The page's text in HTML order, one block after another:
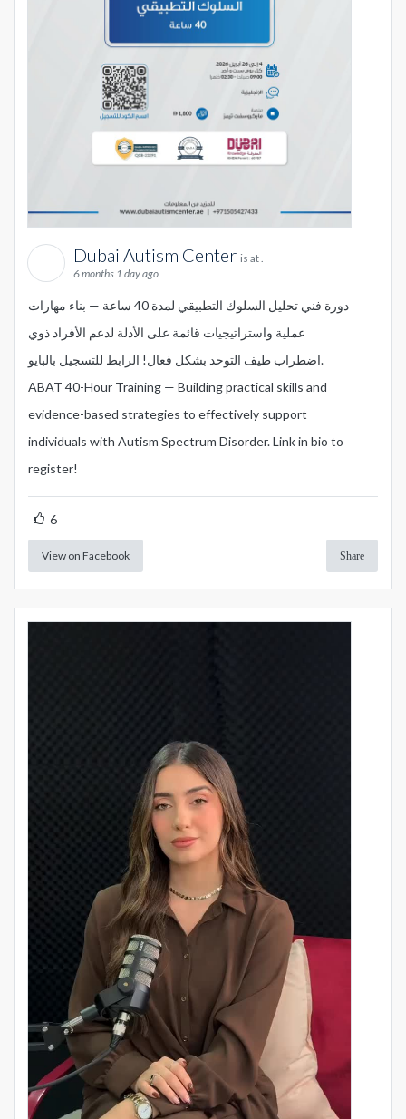
Dubai Autism Center is at .
6 months 1 day ago
دورة فني تحليل السلوك التطبيقي لمدة 40 ساعة — بناء مهارات
عملية واستراتيجيات قائمة على الأدلة لدعم الأفراد ذوي
اضطراب طيف التوحد بشكل فعال!الرابط للتسجيل بالبايو.
ABAT 40-Hour Training — Building practical skills and
evidence-based strategies to effectively support
individuals with Autism Spectrum Disorder.Link in bio to
register!
6
View on Facebook Share